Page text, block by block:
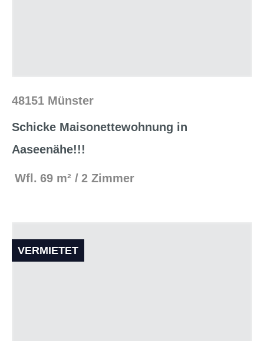
48151 Münster
Schicke Maisonettewohnung in
Aaseenähe!!!
Wfl. 69 m² 2 Zimmer
VERMIETET